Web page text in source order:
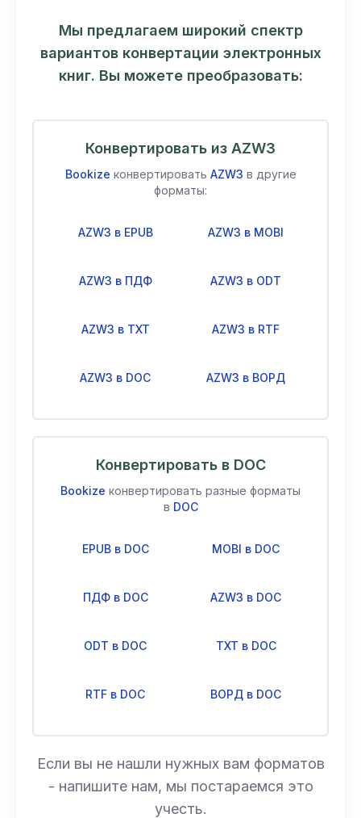
Мы предлагаем широкий спектр
вариантов конвертации электронных
книг. Вы можете преобразовать:
Конвертировать из AZW3
Bookize конвертировать AZW3 в другие
форматы:
AZW3 в EPUB AZW3 в MOBI
AZW3 в ПДФ AZW3 в ODT
AZW3 в TXT AZW3 в RTF
AZW3 в DOC AZW3 в ВОРД
Конвертировать в DOC
Bookize конвертировать разные форматы
в DOC
EPUB в DOC MOBI в DOC
ПДФ в DOC AZW3 в DOC
ODT в DOC TXT в DOC
RTF в DOC ВОРД в DOC
Если вы не нашли нужных вам форматов
- напишите нам, мы постараемся это
учесть.